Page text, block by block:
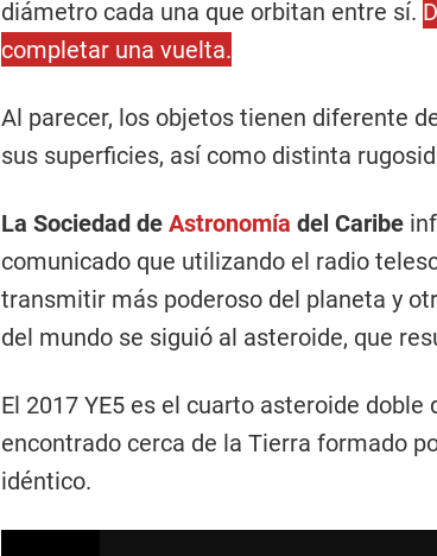
diámetro cada una que orbitan entre sí.
completar una vuelta.
Al parecer, los objetos tienen diferente
sus superficies, así como distinta
La Sociedad de Astronomía del Caribe
comunicado que utilizando el radio
transmitir más poderoso del planeta y
del mundo se siguió al asteroide, que
El 2017 YE5 es el cuarto asteroide
encontrado cerca de la Tierra formado
idéntico.